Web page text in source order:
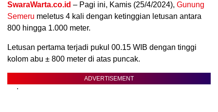
SwaraWarta.co.id – Pagi ini, Kamis (25/4/2024), Gunung
Semeru meletus 4 kali dengan ketinggian letusan antara
800 hingga 1.000 meter.
Letusan pertama terjadi pukul 00.15 WIB dengan tinggi
kolom abu ± 800 meter di atas puncak.
ADVERTISEMENT
.